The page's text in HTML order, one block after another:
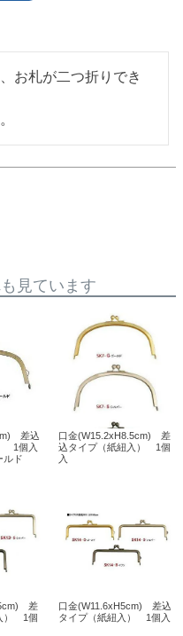
お札が二つ折りでき
見ています
差込
1個入
ルド
口金(W15.2xH8.5cm) 差
込タイプ（紙紐入） 1個
入
差
） 1個
口金(W11.6xH5cm) 差込
タイプ（紙紐入） 1個入